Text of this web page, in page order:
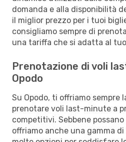
domanda e alla disponibilità
il miglior prezzo per i tuoi
consigliamo sempre di
una tariffa che si adatta al
Prenotazione di voli
Opodo
Su Opodo, ti offriamo sempre
prenotare voli last-minute a
competitivi. Sebbene
offriamo anche una gamma